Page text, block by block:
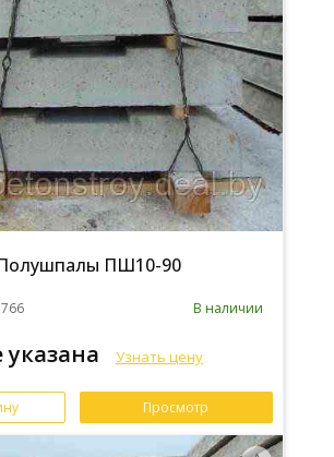
ПШ10-90
В наличии
указана Узнать цену
Просмотр